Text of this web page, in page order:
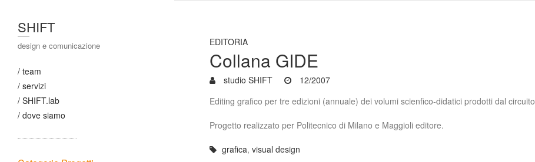
SHIFT
design e comunicazione
/ team
/ servizi
/ SHIFT.lab
/ dove siamo
EDITORIA
Collana GIDE
studio SHIFT
12/2007
Editing grafico per tre edizioni (annuale) dei volumi scienfico‑didatici prodotti dal circuito
Progetto realizzato per Politecnico di Milano e Maggioli editore.
grafica, visual design